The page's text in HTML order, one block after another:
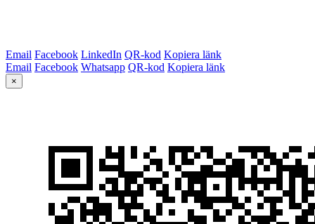
Email Facebook LinkedIn QR-kod Kopiera länk
Email Facebook Whatsapp QR-kod Kopiera länk
×